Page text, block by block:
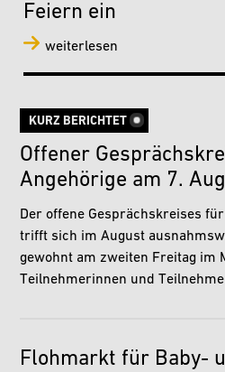
Feiern ein
weiterlesen
KURZ BERICHTET
Offener
Angehörige am 7.
Der offene Gesprächskreises
trifft sich im August
gewohnt am zweiten Freitag im
Teilnehmerinnen und
Flohmarkt für Baby-